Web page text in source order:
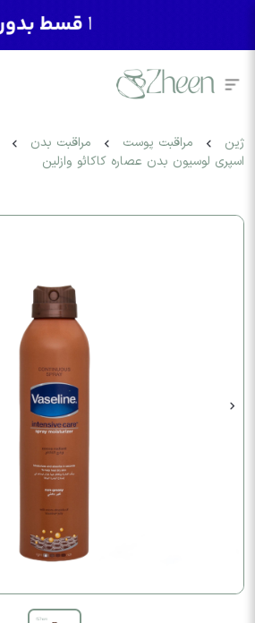
ژین مراقبت پوست مراقبت بدن
اسپری لوسیون بدن عصاره کاکائو وازلین